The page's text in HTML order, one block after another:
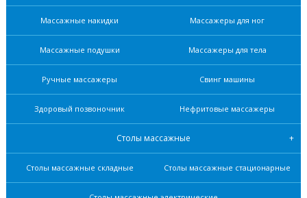
Массажные накидки Массажеры для ног
Массажные подушки Массажеры для тела
Ручные массажеры Свинг машины
Здоровый позвоночник Нефритовые масcажеры
Столы массажные
Столы массажные складные Столы массажные стационарные